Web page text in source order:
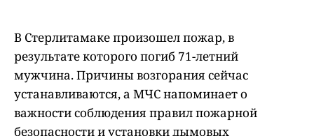
В Стерлитамаке произошел пожар, в
результате которого погиб 71-летний
мужчина. Причины возгорания сейчас
устанавливаются, а МЧС напоминает о
важности соблюдения правил пожарной
безопасности и установки дымовых